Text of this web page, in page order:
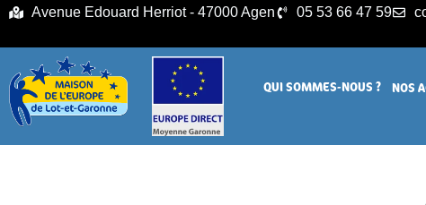
principalAvenue Edouard Herriot - 47000 Agen 05 53 66 47 59
QUI SOMMES-NOUS ? NOS